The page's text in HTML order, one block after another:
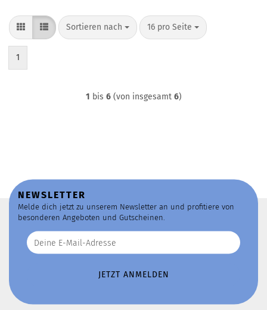
Sortieren nach
Sortieren nach 16 pro Seite
pro Seite
1
1 bis 6(von insgesamt 6)
NEWSLETTER
Melde dich jetzt zu unserem Newsletter an und profitiere von
besonderen Angeboten und Gutscheinen.